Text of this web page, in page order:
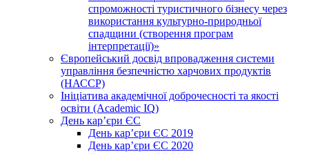
спроможності туристичного бізнесу через
використання культурно-природньої
спадщини (створення програм
інтерпретації)»
Європейський досвід впровадження системи
управління безпечністю харчових продуктів
(НАССР)
Ініціатива академічної доброчесності та якості
освіти (Academic IQ)
День кар’єри ЄС
День кар’єри ЄС 2019
День кар’єри ЄС 2020